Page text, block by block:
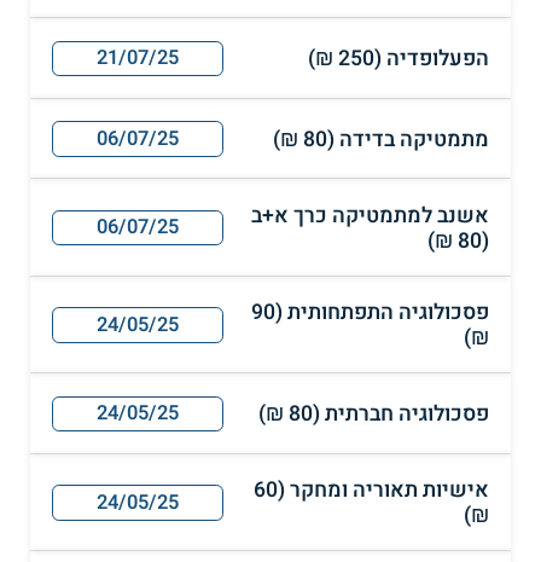
הפעלופדיה (250 ₪) 21/07/25
מתמטיקה בדידה (80 ₪) 06/07/25
אשנב למתמטיקה כרך א+ב
(80 ₪)
06/07/25
פסכולוגיה התפתחותית (90
₪)
24/05/25
פסכולוגיה חברתית (80 ₪) 24/05/25
אישיות תאוריה ומחקר (60
₪)
24/05/25